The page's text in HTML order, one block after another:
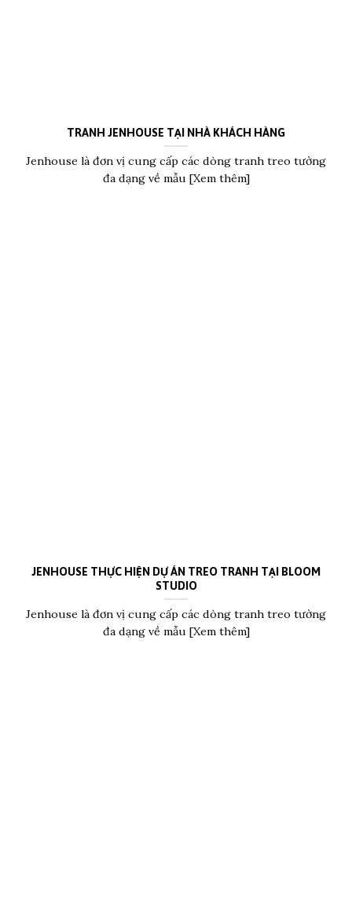
TRANH JENHOUSE TẠI NHÀ KHÁCH HÀNG
Jenhouse là đơn vị cung cấp các dòng tranh treo tường
đa dạng về mẫu [Xem thêm]
JENHOUSE THỰC HIỆN DỰ ÁN TREO TRANH TẠI BLOOM
STUDIO
Jenhouse là đơn vị cung cấp các dòng tranh treo tường
đa dạng về mẫu [Xem thêm]